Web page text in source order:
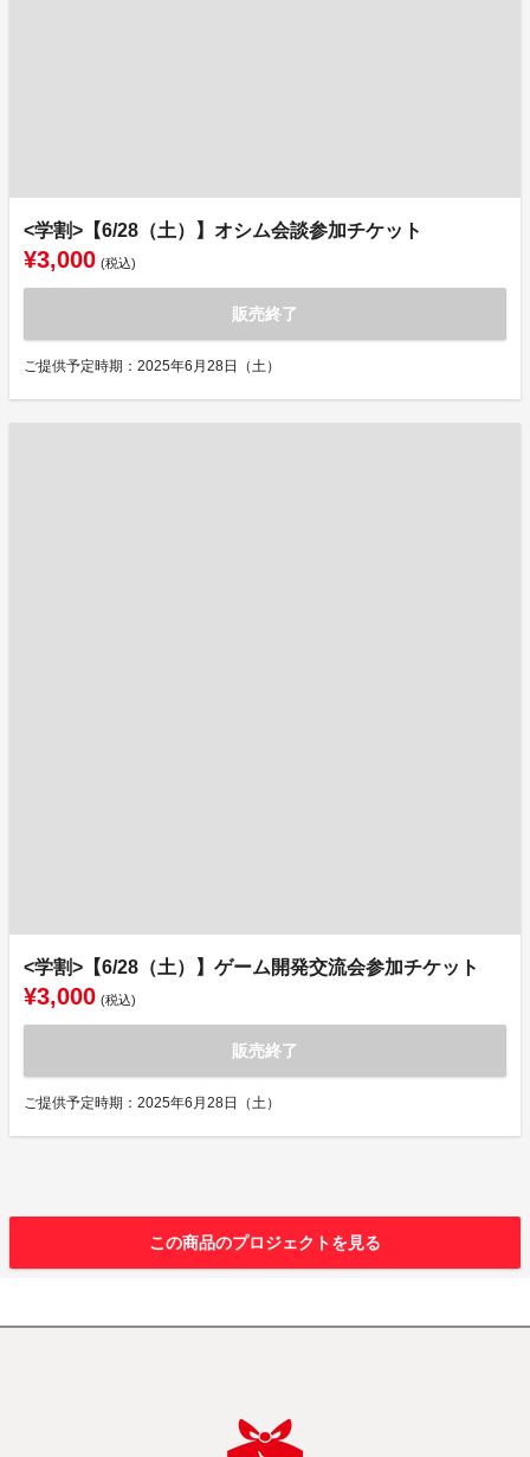
<学割>【6/28（土）】オシム会談参加チケット
¥3,000 (税込)
販売終了
ご提供予定時期：2025年6月28日（土）
<学割>【6/28（土）】ゲーム開発交流会参加チケット
¥3,000 (税込)
販売終了
ご提供予定時期：2025年6月28日（土）
この商品のプロジェクトを見る